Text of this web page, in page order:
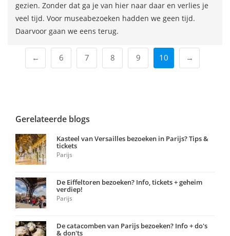
gezien. Zonder dat ga je van hier naar daar en verlies je
veel tijd. Voor museabezoeken hadden we geen tijd.
Daarvoor gaan we eens terug.
← 6 7 8 9 10 →
Gerelateerde blogs
Kasteel van Versailles bezoeken in Parijs? Tips &
tickets
Parijs
De Eiffeltoren bezoeken? Info, tickets + geheim
verdiep!
Parijs
De catacomben van Parijs bezoeken? Info + do's
& don'ts